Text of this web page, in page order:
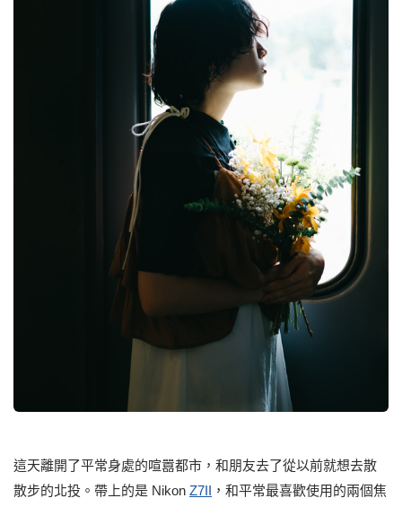
這天離開了平常身處的喧囂都市，和朋友去了從以前就想去散
散步的北投。帶上的是 Nikon Z7II ，和平常最喜歡使⽤的兩個焦